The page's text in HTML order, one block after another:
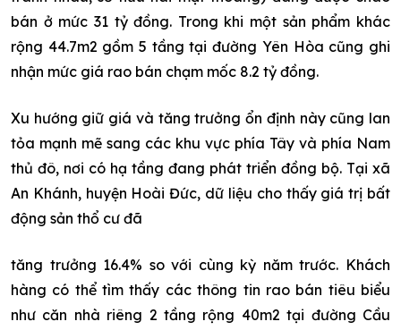
bán ở mức 31 tỷ đồng. Trong khi một sản phẩm khác
rộng 44.7m2 gồm 5 tầng tại đường Yên Hòa cũng ghi
nhận mức giá rao bán chạm mốc 8.2 tỷ đồng.
Xu hướng giữ giá và tăng trưởng ổn định này cũng lan
tỏa mạnh mẽ sang các khu vực phía Tây và phía Nam
thủ đô, nơi có hạ tầng đang phát triển đồng bộ. Tại xã
An Khánh, huyện Hoài Đức, dữ liệu cho thấy giá trị bất
động sản thổ cư đã
tăng trưởng 16.4% so với cùng kỳ năm trước. Khách
hàng có thể tìm thấy các thông tin rao bán tiêu biểu
như căn nhà riêng 2 tầng rộng 40m2 tại đường Cầu